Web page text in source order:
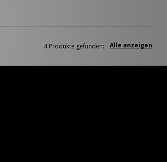
Alle anzeigen
4 Produkte gefunden: